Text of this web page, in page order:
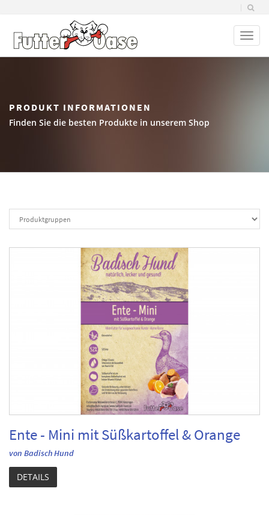
PRODUKT INFORMATIONEN
Finden Sie die besten Produkte in unserem Shop
Ente - Mini mit Süßkartoffel & Orange
von Badisch Hund
DETAILS